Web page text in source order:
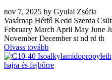
nov 7, 2025 by Gyulai Zsófia
Vasárnap Hétfő Kedd Szerda
February March April May June
November December st nd rd th
Olvass tovább